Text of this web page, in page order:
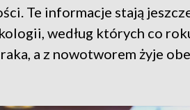
Te informacje stają
według których co
a z nowotworem żyje